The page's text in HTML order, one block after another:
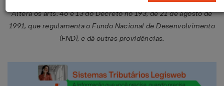
Altera os arts. 4o e 13 do Decreto no 193, de 21 de agosto de
1991, que regulamenta o Fundo Nacional de Desenvolvimento
(FND), e dá outras providências.